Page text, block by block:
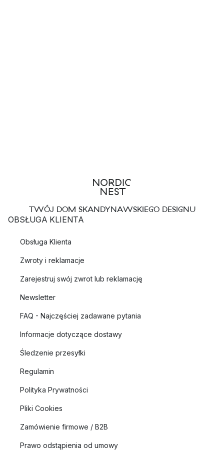
TWÓJ DOM SKANDYNAWSKIEGO DESIGNU
OBSŁUGA KLIENTA
Obsługa Klienta
Zwroty i reklamacje
Zarejestruj swój zwrot lub reklamację
Newsletter
FAQ - Najczęściej zadawane pytania
Informacje dotyczące dostawy
Śledzenie przesyłki
Regulamin
Polityka Prywatności
Pliki Cookies
Zamówienie firmowe / B2B
Prawo odstąpienia od umowy